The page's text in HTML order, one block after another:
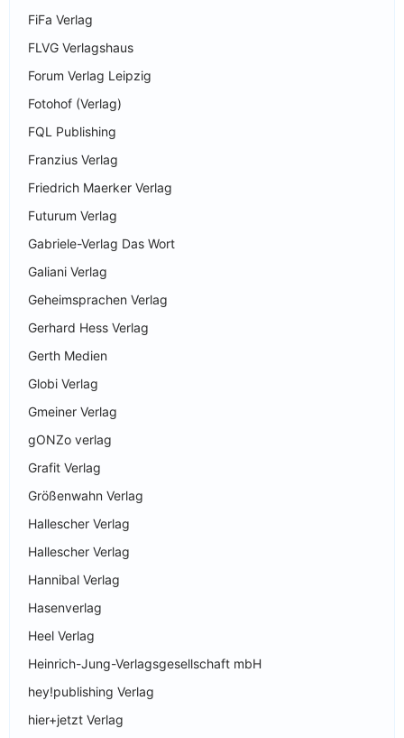
FiFa Verlag
FLVG Verlagshaus
Forum Verlag Leipzig
Fotohof (Verlag)
FQL Publishing
Franzius Verlag
Friedrich Maerker Verlag
Futurum Verlag
Gabriele-Verlag Das Wort
Galiani Verlag
Geheimsprachen Verlag
Gerhard Hess Verlag
Gerth Medien
Globi Verlag
Gmeiner Verlag
gONZo verlag
Grafit Verlag
Größenwahn Verlag
Hallescher Verlag
Hallescher Verlag
Hannibal Verlag
Hasenverlag
Heel Verlag
Heinrich-Jung-Verlagsgesellschaft mbH
hey!publishing Verlag
hier+jetzt Verlag